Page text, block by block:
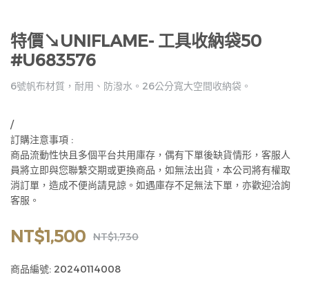
特價↘UNIFLAME- 工具收納袋50
#U683576
6號帆布材質，耐用、防潑水。26公分寬大空間收納袋。
/
訂購注意事項 :
商品流動性快且多個平台共用庫存，偶有下單後缺貨情形，客服人
員將立即與您聯繫交期或更換商品，如無法出貨，本公司將有權取
消訂單，造成不便尚請見諒。如遇庫存不足無法下單，亦歡迎洽詢
客服。
NT$1,500 NT$1,730
商品編號: 20240114008